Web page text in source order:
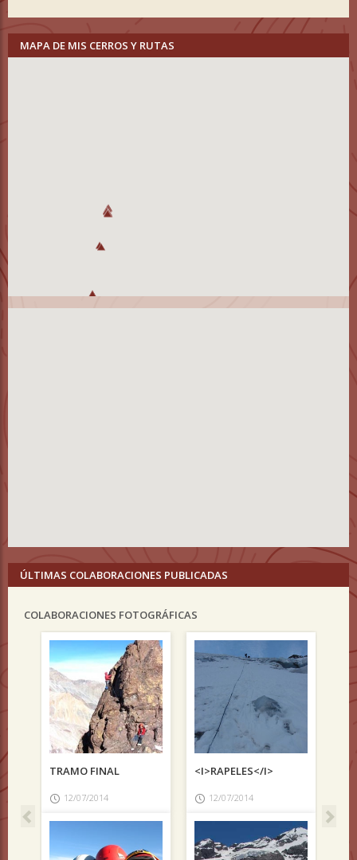
MAPA DE MIS CERROS Y RUTAS
ÚLTIMAS COLABORACIONES PUBLICADAS
COLABORACIONES FOTOGRÁFICAS
TRAMO FINAL
12/07/2014
<I>RAPELES</I>
12/07/2014
Previous